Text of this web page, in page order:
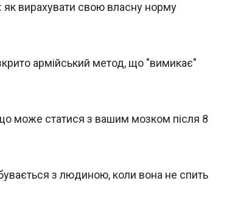
як вирахувати свою власну норму
армійський метод, що "вимикає"
що може статися з вашим мозком після 8
з людиною, коли вона не спить